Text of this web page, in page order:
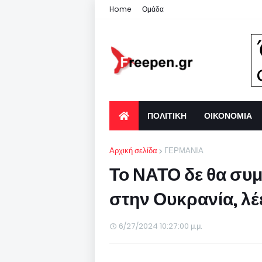
Home Ομάδα
ΠΟΛΙΤΙΚΗ ΟΙΚΟΝΟΜΙΑ
Αρχική σελίδα ΓΕΡΜΑΝΙΑ
Το ΝΑΤΟ δε θα
στην Ουκρανία,
6/27/2024 10:27:00 μ.μ.